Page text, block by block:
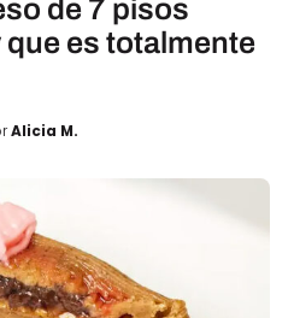
de 7 pisos
que es totalmente
Alicia M.